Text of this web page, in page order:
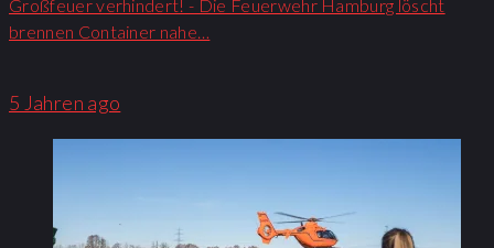
Großfeuer verhindert! - Die Feuerwehr Hamburg löscht
brennen Container nahe…
5 Jahren ago